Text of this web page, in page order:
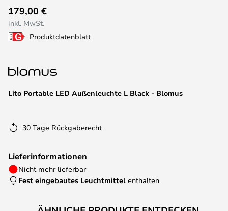
Anfang
der
Bildgalerie
Lito Portable LED Außenleuchte L Black - Blomus
179,00 €
inkl. MwSt.
Produktdatenblatt
30 Tage Rückgaberecht
Lieferinformationen
Nicht mehr lieferbar
Fest eingebautes Leuchtmittel enthalten